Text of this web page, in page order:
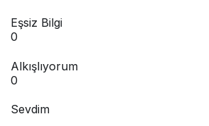
Eşsiz Bilgi
0
Alkışlıyorum
0
Sevdim